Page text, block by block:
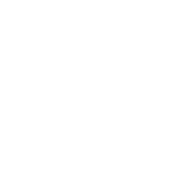
です。
予定はありません。
の商品です。
やむを得ず変更すること